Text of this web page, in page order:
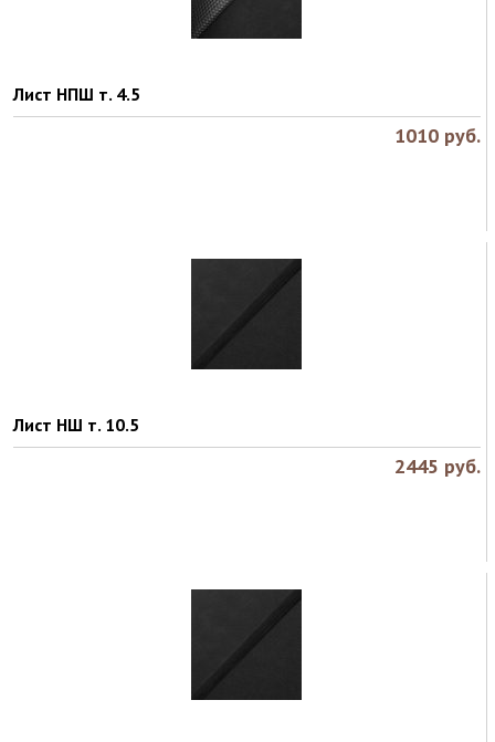
Лист НПШ т. 4.5
1010 руб.
Лист НШ т. 10.5
2445 руб.